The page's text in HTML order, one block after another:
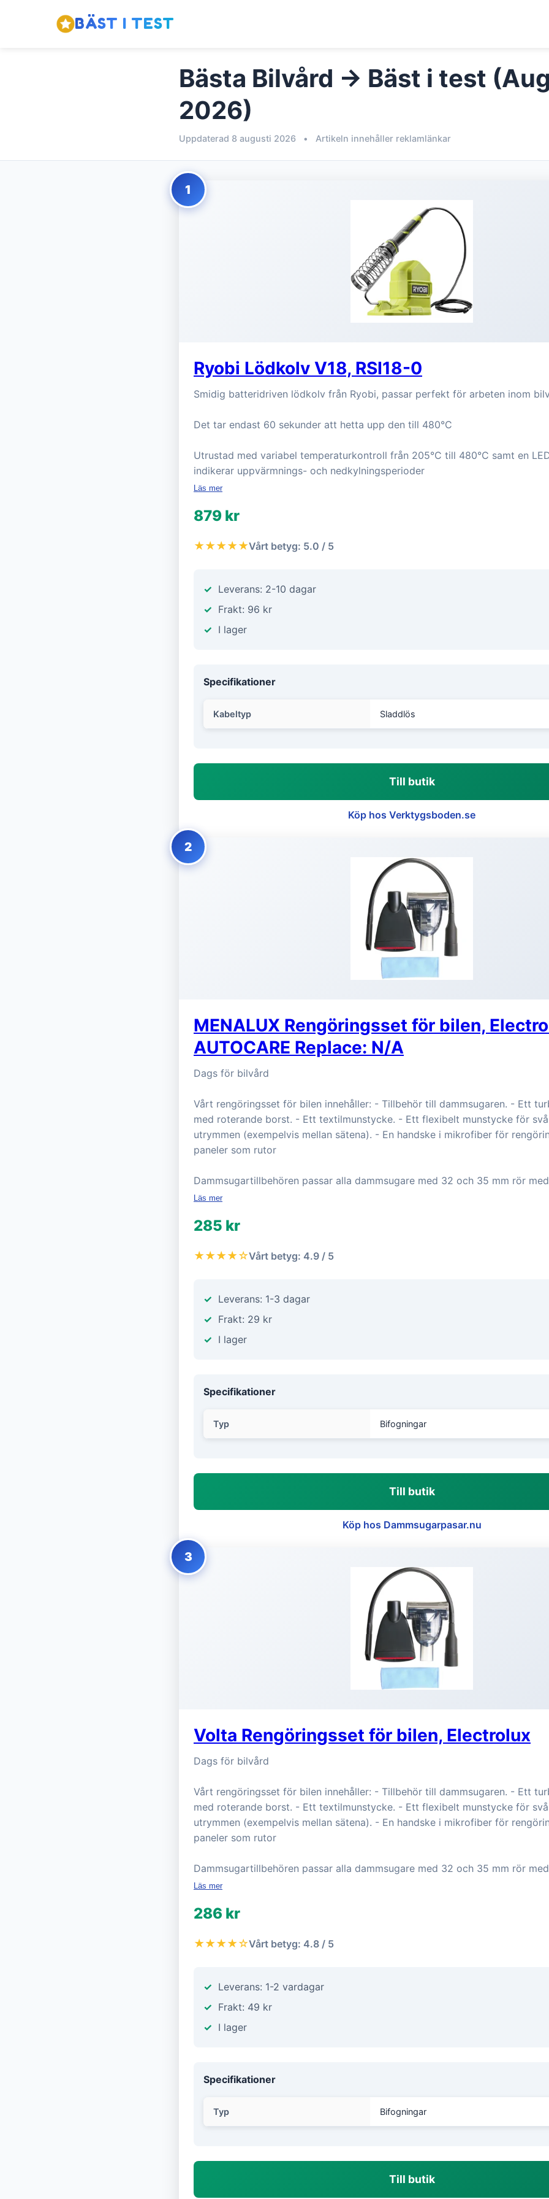
BÄST I TEST
Bästa Bilvård → Bäst i test
2026)
Uppdaterad 8 augusti 2026 • Artikeln innehåller reklamlänkar
1
Ryobi Lödkolv V18, RSI18-0
Smidig batteridriven lödkolv från Ryobi, passar perfekt för arbeten inom
Det tar endast 60 sekunder att hetta upp den till 480°C
Utrustad med variabel temperaturkontroll från 205°C till 480°C samt en
indikerar uppvärmnings- och nedkylningsperioder
Läs mer
879 kr
★★★★★Vårt betyg: 5.0 / 5
Leverans: 2-10 dagar
Frakt: 96 kr
I lager
Specifikationer
Kabeltyp Sladdlös
Till butik
Köp hos Verktygsboden.se
2
MENALUX Rengöringsset för bilen,
AUTOCARE Replace: N/A
Dags för bilvård
Vårt rengöringsset för bilen innehåller: - Tillbehör till dammsugaren. - Ett
med roterande borst. - Ett textilmunstycke. - Ett flexibelt munstycke för
utrymmen (exempelvis mellan sätena). - En handske i mikrofiber för
paneler som rutor
Dammsugartillbehören passar alla dammsugare med 32 och 35 mm rör
Läs mer
285 kr
★★★★☆Vårt betyg: 4.9 / 5
Leverans: 1-3 dagar
Frakt: 29 kr
I lager
Specifikationer
Typ Bifogningar
Till butik
Köp hos Dammsugarpasar.nu
3
Volta Rengöringsset för bilen, Electrolux
Dags för bilvård
Vårt rengöringsset för bilen innehåller: - Tillbehör till dammsugaren. - Ett
med roterande borst. - Ett textilmunstycke. - Ett flexibelt munstycke för
utrymmen (exempelvis mellan sätena). - En handske i mikrofiber för
paneler som rutor
Dammsugartillbehören passar alla dammsugare med 32 och 35 mm rör
Läs mer
286 kr
★★★★☆Vårt betyg: 4.8 / 5
Leverans: 1-2 vardagar
Frakt: 49 kr
I lager
Specifikationer
Typ Bifogningar
Till butik